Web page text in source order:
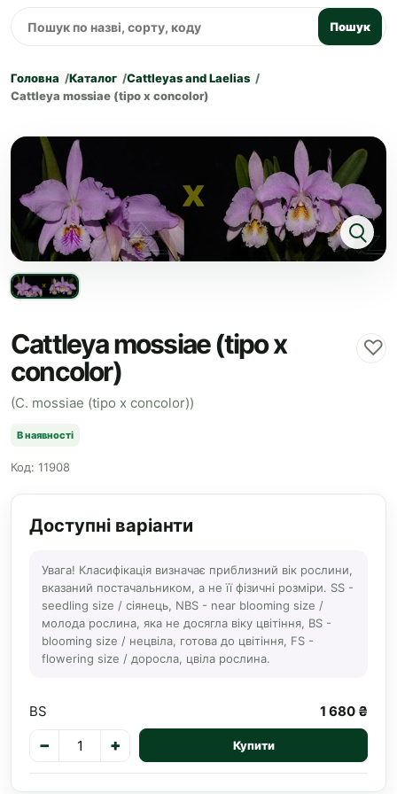
Пошук
Головна Каталог
Cattleyas and Laelias
Cattleya mossiae (tipo x concolor)
Cattleya mossiae (tipo x
concolor)
♡
(C. mossiae (tipo x concolor))
В наявності
Код: 11908
Доступні варіанти
Увага! Класифікація визначає приблизний вік рослини,
вказаний постачальником, а не її фізичні розміри. SS -
seedling size / сіянець, NBS - near blooming size /
молода рослина, яка не досягла віку цвітіння, BS -
blooming size / нецвіла, готова до цвітіння, FS -
flowering size / доросла, цвіла рослина.
BS 1 680 ₴
− + Купити